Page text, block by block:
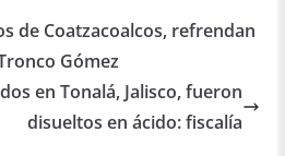
de Coatzacoalcos, refrendan
Gómez
en Tonalá, Jalisco, fueron
disueltos en ácido: fiscalía